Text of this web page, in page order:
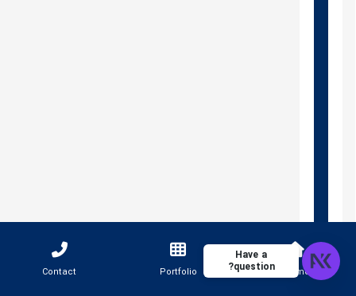
Home
Portfolio
Contact
Have a
question?